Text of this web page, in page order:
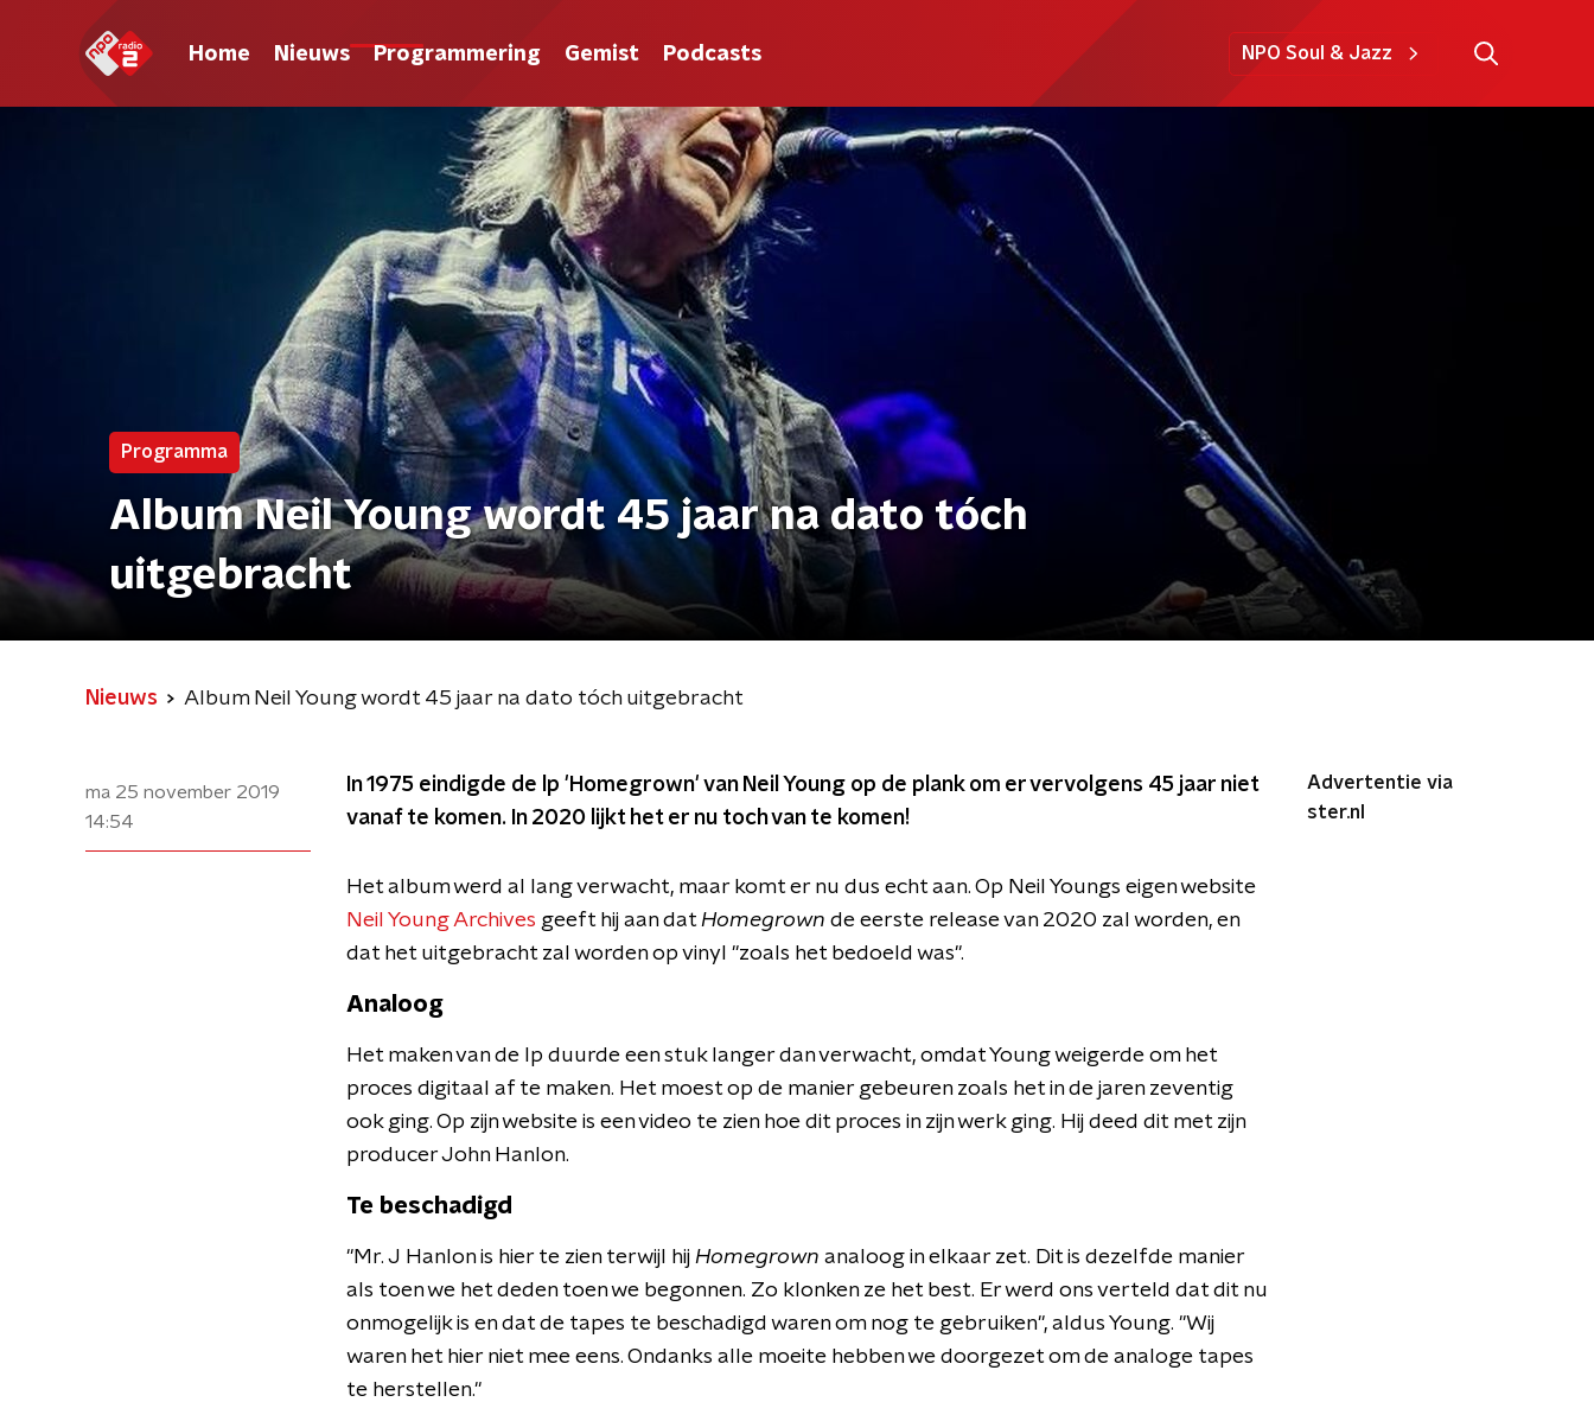
Home Nieuws Programmering Gemist Podcasts NPO Soul & Jazz
Programma
Album Neil Young wordt 45 jaar na dato tóch
uitgebracht
Nieuws Album Neil Young wordt 45 jaar na dato tóch uitgebracht
ma 25 november 2019
14:54
In 1975 eindigde de lp 'Homegrown' van Neil Young op de plank om er vervolgens 45 jaar niet
vanaf te komen. In 2020 lijkt het er nu toch van te komen!
Het album werd al lang verwacht, maar komt er nu dus echt aan. Op Neil Youngs eigen website
Neil Young Archives geeft hij aan dat Homegrown de eerste release van 2020 zal worden, en
dat het uitgebracht zal worden op vinyl "zoals het bedoeld was".
Analoog
Het maken van de lp duurde een stuk langer dan verwacht, omdat Young weigerde om het
proces digitaal af te maken. Het moest op de manier gebeuren zoals het in de jaren zeventig
ook ging. Op zijn website is een video te zien hoe dit proces in zijn werk ging. Hij deed dit met zijn
producer John Hanlon.
Te beschadigd
"Mr. J Hanlon is hier te zien terwijl hij Homegrown analoog in elkaar zet. Dit is dezelfde manier
als toen we het deden toen we begonnen. Zo klonken ze het best. Er werd ons verteld dat dit nu
onmogelijk is en dat de tapes te beschadigd waren om nog te gebruiken", aldus Young. "Wij
waren het hier niet mee eens. Ondanks alle moeite hebben we doorgezet om de analoge tapes
te herstellen."
Advertentie via
ster.nl